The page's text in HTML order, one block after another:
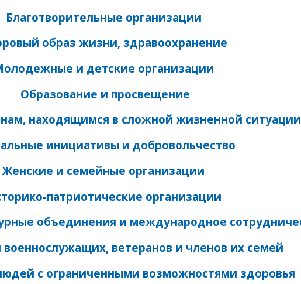
Благотворительные организации
образ жизни, здравоохранение
и детские организации
Образование и просвещение
находящимся в сложной жизненной ситуации
инициативы и добровольчество
Женские и семейные организации
патриотические организации
объединения и международное
ветеранов и членов их семей
с ограниченными возможностями здоровья